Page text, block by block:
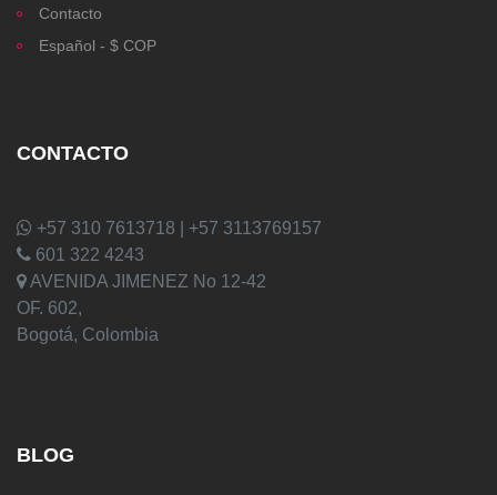
Contacto
Español - $ COP
CONTACTO
+57 310 7613718 | +57 3113769157
601 322 4243
AVENIDA JIMENEZ No 12-42
OF. 602,
Bogotá, Colombia
BLOG